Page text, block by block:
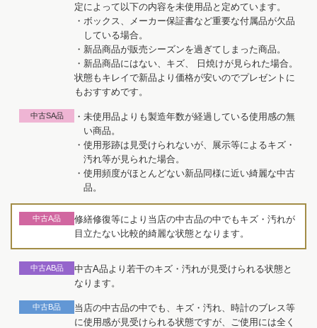
定によって以下の内容を未使用品と定めています。
・ボックス、メーカー保証書など重要な付属品が欠品
している場合。
・新品商品が販売シーズンを過ぎてしまった商品。
・新品商品にはない、キズ、 日焼けが見られた場合。
状態もキレイで新品より価格が安いのでプレゼントに
もおすすめです。
中古SA品
・未使用品よりも製造年数が経過している使用感の無
い商品。
・使用形跡は見受けられないが、展示等によるキズ・
汚れ等が見られた場合。
・使用頻度がほとんどない新品同様に近い綺麗な中古
品。
中古A品
修繕修復等により当店の中古品の中でもキズ・汚れが
目立たない比較的綺麗な状態となります。
中古AB品
中古A品より若干のキズ・汚れが見受けられる状態と
なります。
中古B品
当店の中古品の中でも、キズ・汚れ、時計のブレス等
に使用感が見受けられる状態ですが、ご使用には全く